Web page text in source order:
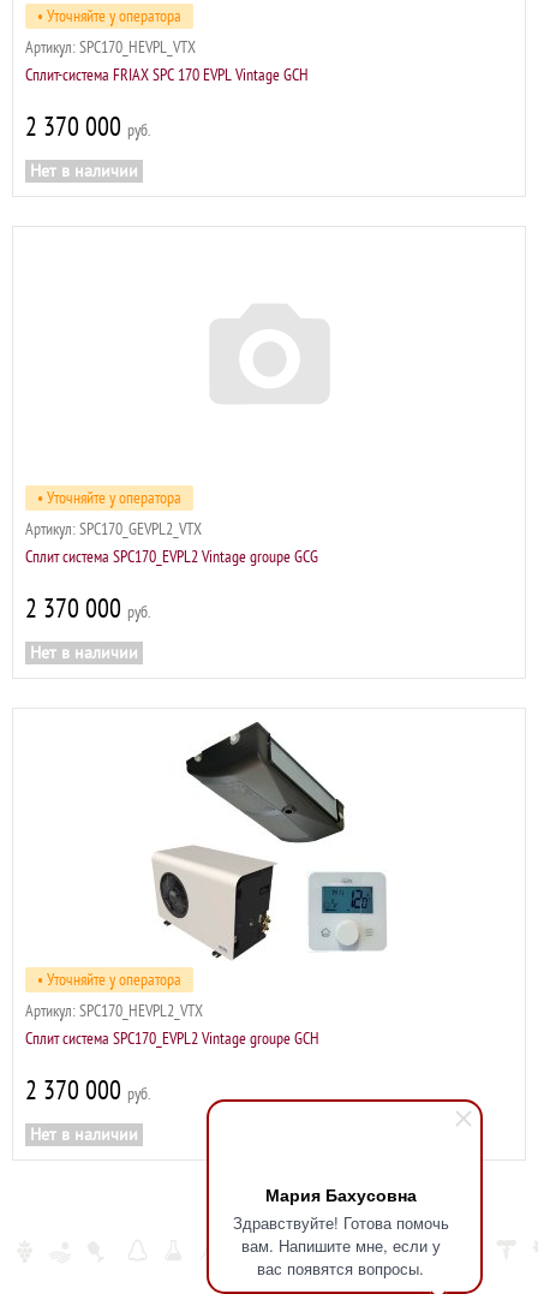
Мария Бахусовна
Здравствуйте! Готова помочь
вам. Напишите мне, если у
вас появятся вопросы.
• Уточняйте у оператора
Артикул: SPC170_HEVPL_VTX
Сплит-система FRIAX SPC 170 EVPL Vintage GCH
2 370 000 р
Нет в наличии
• Уточняйте у оператора
Артикул: SPC170_GEVPL2_VTX
Сплит система SPC170_EVPL2 Vintage groupe GCG
2 370 000 р
Нет в наличии
• Уточняйте у оператора
Артикул: SPC170_HEVPL2_VTX
Сплит система SPC170_EVPL2 Vintage groupe GCH
2 370 000 р
Нет в наличии